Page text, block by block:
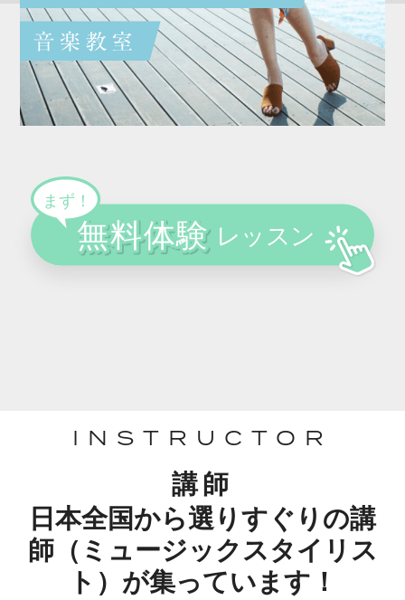
INSTRUCTOR
講師
日本全国から選りすぐりの講
師（ミュージックスタイリス
ト）が集っています！